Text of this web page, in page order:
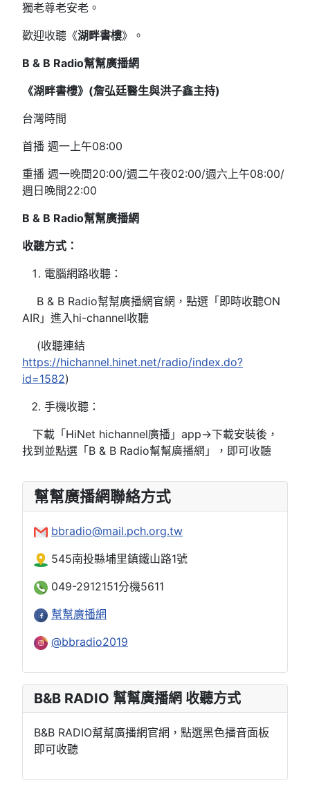
獨老尊老安老。
歡迎收聽《湖畔書樓》。
B & B Radio幫幫廣播網
《湖畔書樓》(詹弘廷醫生與洪子鑫主持)
台灣時間
首播 週一上午08:00
重播 週一晚間20:00/週二午夜02:00/週六上午08:00/
週日晚間22:00
B & B Radio幫幫廣播網
收聽方式：
電腦網路收聽：
B & B Radio幫幫廣播網官網，點選「即時收聽ON
AIR」進入hi-channel收聽
(收聽連結
https://hichannel.hinet.net/radio/index.do?
id=1582)
手機收聽：
下載「HiNet hichannel廣播」app→下載安裝後，
找到並點選「B & B Radio幫幫廣播網」，即可收聽
幫幫廣播網聯絡方式
bbradio@mail.pch.org.tw
545南投縣埔里鎮鐵山路1號
049-2912151分機5611
幫幫廣播網
@bbradio2019
B&B RADIO 幫幫廣播網 收聽方式
B&B RADIO幫幫廣播網官網，點選黑色播音面板
即可收聽